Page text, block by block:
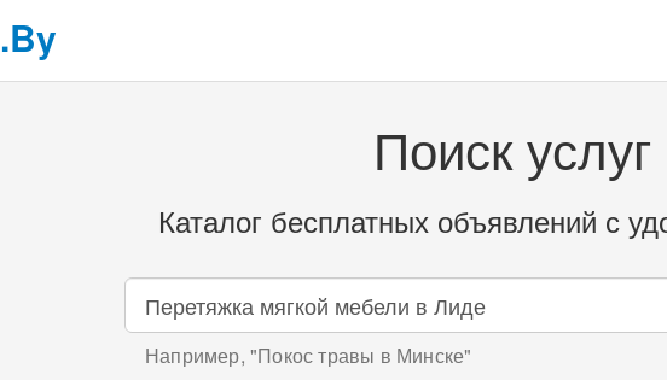
.By
Поиск услуг
Каталог бесплатных объявлений с
Например, "Покос травы в Минске"